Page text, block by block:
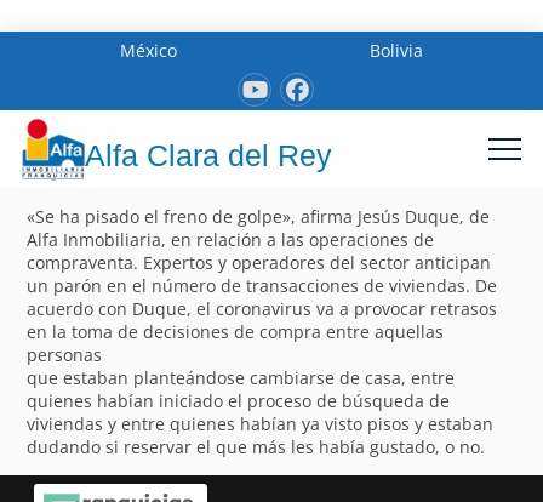
México Bolivia
Alfa Clara del Rey
«Se ha pisado el freno de golpe», afirma Jesús Duque, de
Alfa Inmobiliaria, en relación a las operaciones de
compraventa. Expertos y operadores del sector anticipan
un parón en el número de transacciones de viviendas. De
acuerdo con Duque, el coronavirus va a provocar retrasos
en la toma de decisiones de compra entre aquellas
personas
que estaban planteándose cambiarse de casa, entre
quienes habían iniciado el proceso de búsqueda de
viviendas y entre quienes habían ya visto pisos y estaban
dudando si reservar el que más les había gustado, o no.